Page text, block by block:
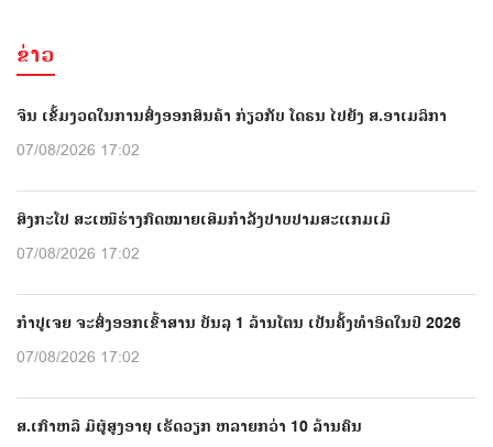
ຂ່າວ
ຈີນ ເຂັ້ມງວດໃນການສົ່ງອອກສິນຄ້າ ກ່ຽວກັບ ໂດຣນ ໄປຍັງ ສ.ອາເມລິກາ
07/08/2026 17:02
ສິງກະໂປ ສະເໜີຮ່າງກົດໝາຍເສີມກຳລັງປາບປາມສະແກມເມີ
07/08/2026 17:02
ກຳປູເຈຍ ຈະສົ່ງອອກເຂົ້າສານ ບັນລຸ 1 ລ້ານໂຕນ ເປັນຄັ້ງທຳອິດໃນປີ 2026
07/08/2026 17:02
ສ.ເກົາຫລີ ມີຜູ້ສູງອາຍຸ ເຮັດວຽກ ຫລາຍກວ່າ 10 ລ້ານຄົນ